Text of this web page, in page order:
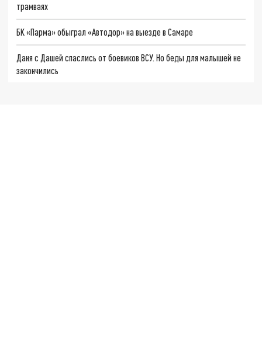
трамваях
БК «Парма» обыграл «Автодор» на выезде в Самаре
Даня с Дашей спаслись от боевиков ВСУ. Но беды для малышей не
закончились